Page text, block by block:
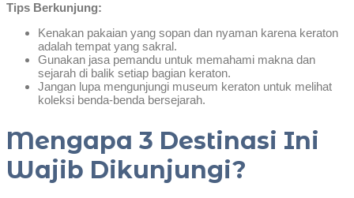
Tips Berkunjung:
Kenakan pakaian yang sopan dan nyaman karena keraton
adalah tempat yang sakral.
Gunakan jasa pemandu untuk memahami makna dan
sejarah di balik setiap bagian keraton.
Jangan lupa mengunjungi museum keraton untuk melihat
koleksi benda-benda bersejarah.
Mengapa 3 Destinasi Ini
Wajib Dikunjungi?